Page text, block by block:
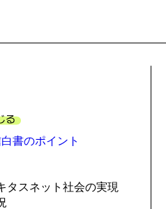
書のポイント
スネット社会の実現